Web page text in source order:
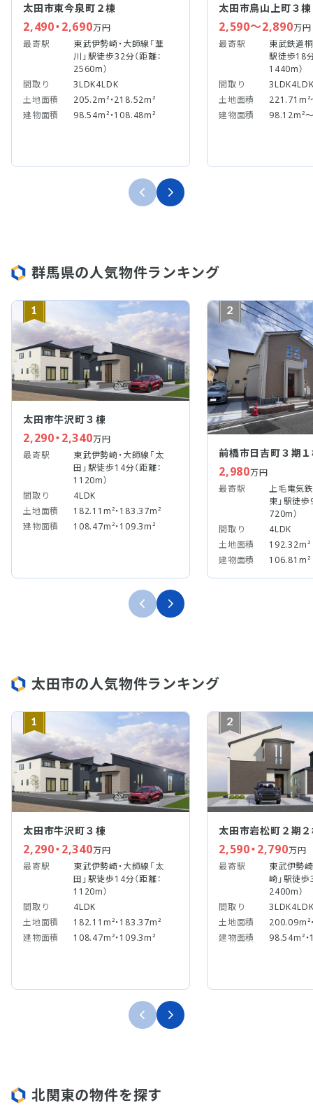
太田市東今泉町２棟
2,490・2,690万円
最寄駅
東武伊勢崎・大師線「韮
川」駅徒歩32分（距離：
2560m）
間取り
3LDK4LDK
土地面積
205.2m²・218.52m²
建物面積
98.54m²・108.48m²
太田市鳥山上町３棟
2,590～2,890万円
最寄駅
東武鉄道
駅徒歩18分
1440m）
間取り
土地面積
建物面積
98.12m²
群馬県の人気物件ランキング
1
太田市牛沢町３棟
2,290・2,340万円
最寄駅
東武伊勢崎・大師線「太
田」駅徒歩14分（距離：
1120m）
間取り
4LDK
土地面積
182.11m²・183.37m²
建物面積
108.47m²・109.3m²
2
前橋市日吉町３期
2,980万円
最寄駅
上毛電気
東」駅徒歩
720m）
間取り
4LDK
土地面積
192.32m²
建物面積
106.81m²
太田市の人気物件ランキング
1
太田市牛沢町３棟
2,290・2,340万円
最寄駅
東武伊勢崎・大師線「太
田」駅徒歩14分（距離：
1120m）
間取り
4LDK
土地面積
182.11m²・183.37m²
建物面積
108.47m²・109.3m²
2
太田市岩松町２期
2,590・2,790万円
最寄駅
東武伊勢
崎」駅徒歩
2400m）
間取り
土地面積
200.09m²
建物面積
98.54m²
北関東の物件を探す